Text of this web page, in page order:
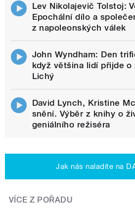
Lev Nikolajevič Tolstoj:
Epochální dílo a
z napoleonských válek
John Wyndham: Den
když většina lidí přijde
Lichý
David Lynch, Kristine
snění. Výběr z knihy o
geniálního režiséra
Jak nás naladíte na
VÍCE Z POŘADU